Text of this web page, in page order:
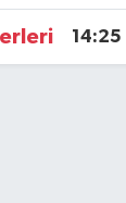
14:25
ve Fikstür